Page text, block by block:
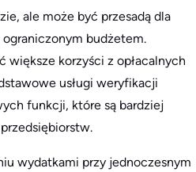
ale może być przesadą dla
budżetem.
większe korzyści z opłacalnych
usługi weryfikacji
funkcji, które są bardziej
wydatkami przy jednoczesnym